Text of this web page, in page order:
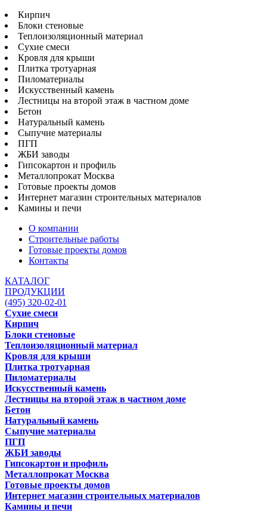
Кирпич
Блоки стеновые
Теплоизоляционный материал
Сухие смеси
Кровля для крыши
Плитка тротуарная
Пиломатериалы
Искусственный камень
Лестницы на второй этаж в частном доме
Бетон
Натуральный камень
Сыпучие материалы
ПГП
ЖБИ заводы
Гипсокартон и профиль
Металлопрокат Москва
Готовые проекты домов
Интернет магазин строительных материалов
Камины и печи
О компании
Строительные работы
Готовые проекты домов
Контакты
КАТАЛОГ
ПРОДУКЦИИ
(495) 320-02-01
Сухие смеси
Кирпич
Блоки стеновые
Теплоизоляционный материал
Кровля для крыши
Плитка тротуарная
Пиломатериалы
Искусственный камень
Лестницы на второй этаж в частном доме
Бетон
Натуральный камень
Сыпучие материалы
ПГП
ЖБИ заводы
Гипсокартон и профиль
Металлопрокат Москва
Готовые проекты домов
Интернет магазин строительных материалов
Камины и печи